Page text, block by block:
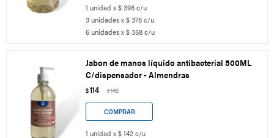
1 unidad x $ 398 c/u
3 unidades x $ 378 c/u
6 unidades x $ 358 c/u
Jabon de manos líquido antibacterial 500ML
C/dispensador - Almendras
$114 $142
1 unidad x $ 142 c/u